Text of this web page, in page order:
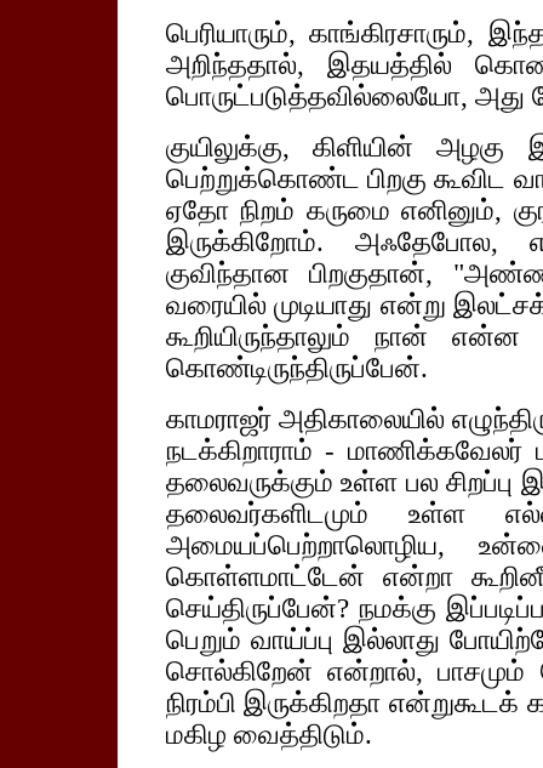
பெரியாரும், காங்கிரசாரும்,
அறிந்ததால், இதயத்தில்
பொருட்படுத்தவில்லையோ,
குயிலுக்கு, கிளியின்
பெற்றுக்கொண்ட பிறகு கூவிட
ஏதோ நிறம் கருமை எனினும்,
இருக்கிறோம்.
குவிந்தான பிறகுதான்,
வரையில் முடியாது என்று
கூறியிருந்தாலும் நான் என்ன
கொண்டிருந்திருப்பேன்.
காமராஜர் அதிகாலையில்
நடக்கிறாராம் - மாணிக்கவேலர்
தலைவருக்கும் உள்ள பல சிறப்பு
தலைவர்களிடமும் உள்ள
அமையப்பெற்றாலொழிய,
கொள்ளமாட்டேன் என்றா
செய்திருப்பேன்? நமக்கு
பெறும் வாய்ப்பு இல்லாது
சொல்கிறேன் என்றால், பாசமும்
நிரம்பி இருக்கிறதா
மகிழ வைத்திடும்.